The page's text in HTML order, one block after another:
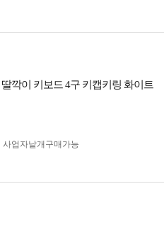
딸깍이 키보드 4구 키캡키링 화이트
사업자 낱개구매가능